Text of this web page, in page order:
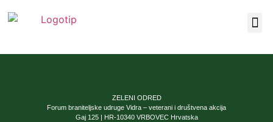
ZELENI ODRED
Forum braniteljske udruge Vidra – veterani i društvena akcija
Gaj 125 | HR-10340 VRBOVEC Hrvatska